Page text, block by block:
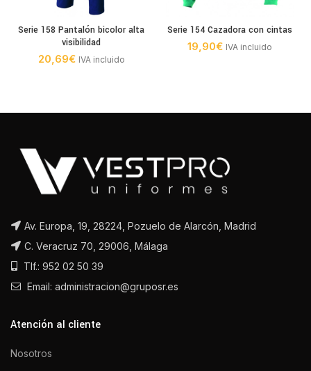
Serie 158 Pantalón bicolor alta
visibilidad
20,69€ IVA incluido
Serie 154 Cazadora con cintas
19,90€ IVA incluido
Av. Europa, 19, 28224, Pozuelo de Alarcón, Madrid
C. Veracruz 70, 29006, Málaga
Tlf.: 952 02 50 39
Email: administracion@gruposr.es
Atención al cliente
Nosotros